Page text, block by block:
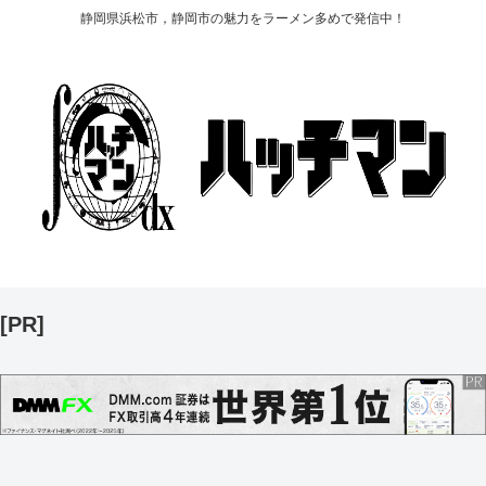
静岡県浜松市，静岡市の魅力をラーメン多めで発信中！
[PR]